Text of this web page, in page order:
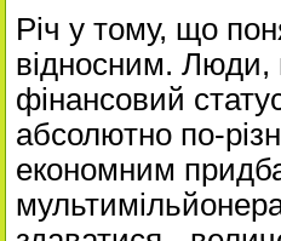
Річ у тому, що
відносним.
фінансовий
абсолютно по-
економним